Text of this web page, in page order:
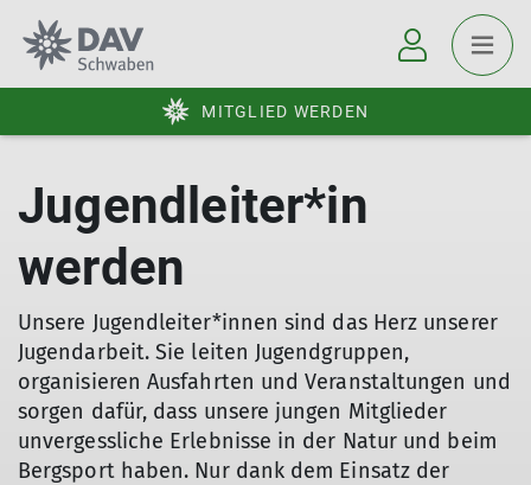
MITGLIED WERDEN
Jugendleiter*in
werden
Unsere Jugendleiter*innen sind das Herz unserer
Jugendarbeit. Sie leiten Jugendgruppen,
organisieren Ausfahrten und Veranstaltungen und
sorgen dafür, dass unsere jungen Mitglieder
unvergessliche Erlebnisse in der Natur und beim
Bergsport haben. Nur dank dem Einsatz der